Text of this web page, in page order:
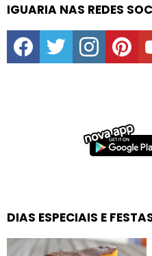
IGUARIA NAS REDES
facebooktwitter instagram
DIAS ESPECIAIS E